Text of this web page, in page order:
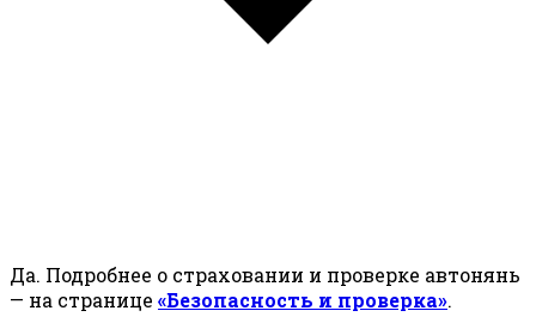
Да. Подробнее о страховании и проверке автонянь
— на странице «Безопасность и проверка».